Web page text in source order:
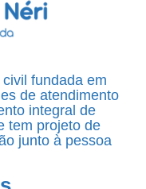
fundada em
de atendimento
integral de
tem projeto de
junto à pessoa